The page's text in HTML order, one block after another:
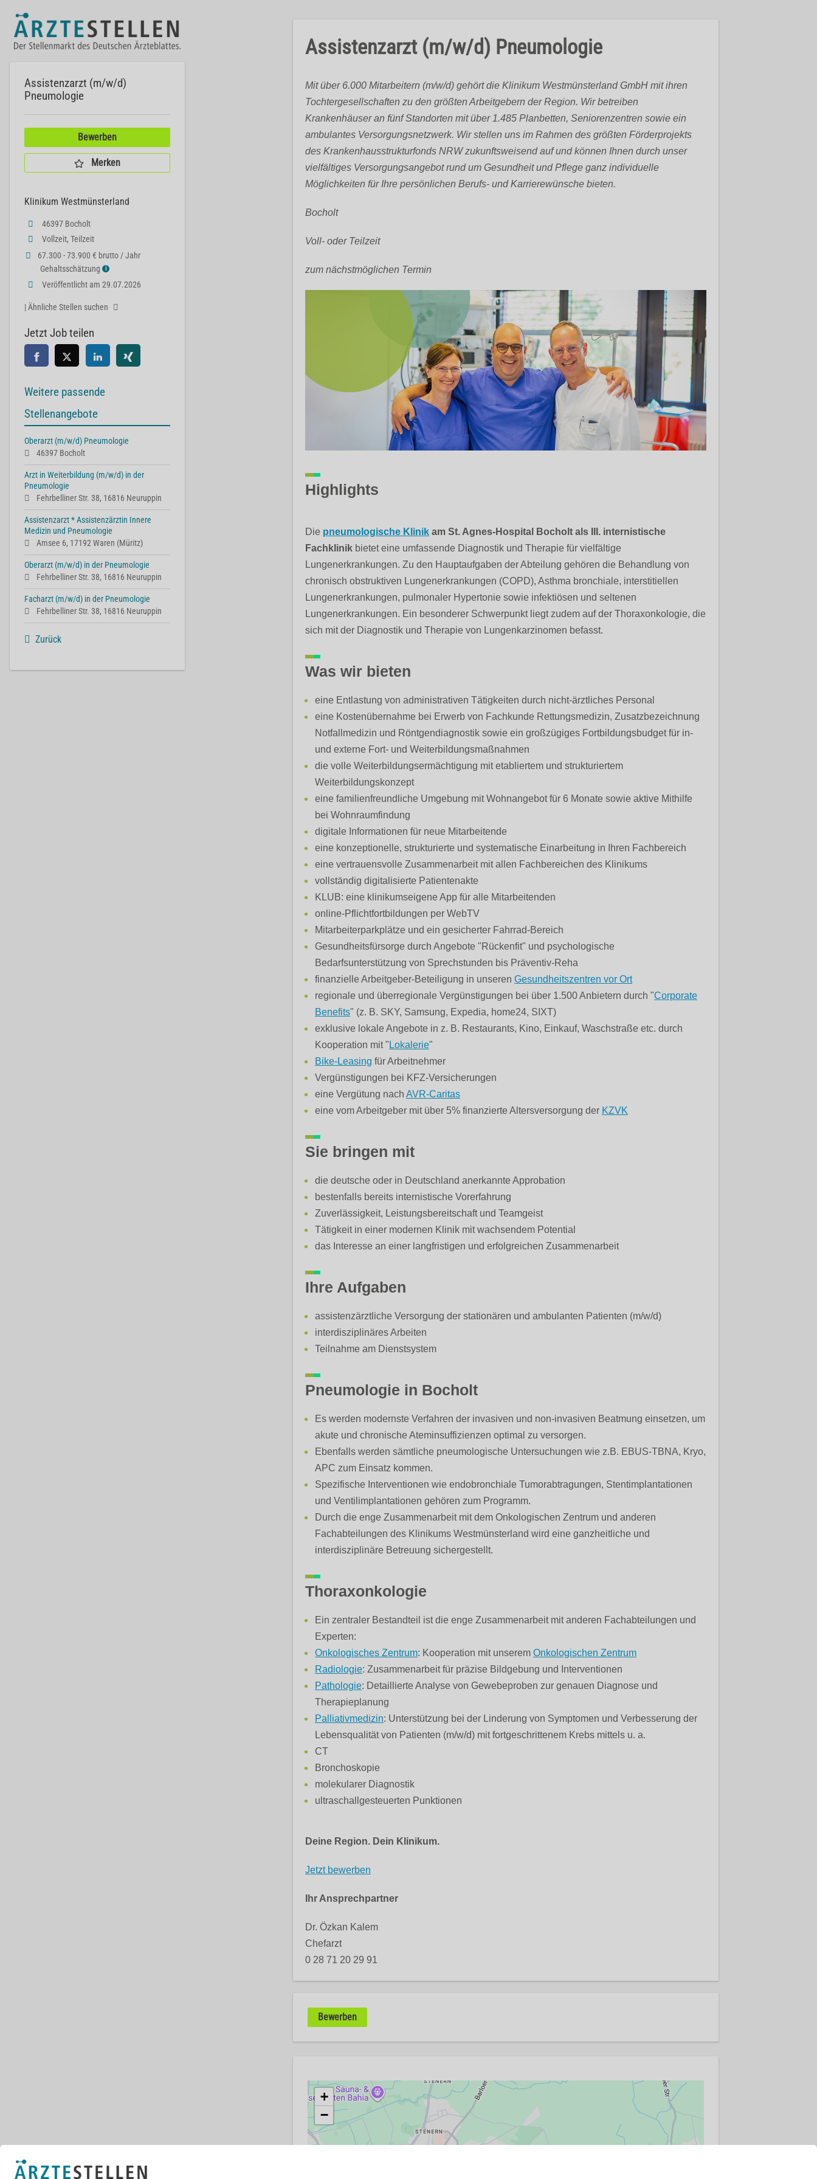
Assistenzarzt (m/w/d) Pneumologie
Mit über 6.000 Mitarbeitern (m/w/d) gehört die Klinikum Westmünsterland GmbH mit ihren
Tochtergesellschaften zu den größten Arbeitgebern der Region. Wir betreiben
Krankenhäuser an fünf Standorten mit über 1.485 Planbetten, Seniorenzentren sowie ein
ambulantes Versorgungsnetzwerk. Wir stellen uns im Rahmen des größten Förderprojekts
des Krankenhausstrukturfonds NRW zukunftsweisend auf und können Ihnen durch unser
vielfältiges Versorgungsangebot rund um Gesundheit und Pflege ganz individuelle
Möglichkeiten für Ihre persönlichen Berufs- und Karrierewünsche bieten.
Bocholt
Voll- oder Teilzeit
zum nächstmöglichen Termin
Highlights
Die pneumologische Klinik am St. Agnes-Hospital Bocholt als III. internistische
Fachklinik bietet eine umfassende Diagnostik und Therapie für vielfältige
Lungenerkrankungen. Zu den Hauptaufgaben der Abteilung gehören die Behandlung von
chronisch obstruktiven Lungenerkrankungen (COPD), Asthma bronchiale, interstitiellen
Lungenerkrankungen, pulmonaler Hypertonie sowie infektiösen und seltenen
Lungenerkrankungen. Ein besonderer Schwerpunkt liegt zudem auf der Thoraxonkologie, die
sich mit der Diagnostik und Therapie von Lungenkarzinomen befasst.
Was wir bieten
eine Entlastung von administrativen Tätigkeiten durch nicht-ärztliches Personal
eine Kostenübernahme bei Erwerb von Fachkunde Rettungsmedizin, Zusatzbezeichnung
Notfallmedizin und Röntgendiagnostik sowie ein großzügiges Fortbildungsbudget für in-
und externe Fort- und Weiterbildungsmaßnahmen
die volle Weiterbildungsermächtigung mit etabliertem und strukturiertem
Weiterbildungskonzept
eine familienfreundliche Umgebung mit Wohnangebot für 6 Monate sowie aktive Mithilfe
bei Wohnraumfindung
digitale Informationen für neue Mitarbeitende
eine konzeptionelle, strukturierte und systematische Einarbeitung in Ihren Fachbereich
eine vertrauensvolle Zusammenarbeit mit allen Fachbereichen des Klinikums
vollständig digitalisierte Patientenakte
KLUB: eine klinikumseigene App für alle Mitarbeitenden
online-Pflichtfortbildungen per WebTV
Mitarbeiterparkplätze und ein gesicherter Fahrrad-Bereich
Gesundheitsfürsorge durch Angebote "Rückenfit" und psychologische
Bedarfsunterstützung von Sprechstunden bis Präventiv-Reha
finanzielle Arbeitgeber-Beteiligung in unseren Gesundheitszentren vor Ort
regionale und überregionale Vergünstigungen bei über 1.500 Anbietern durch "Corporate
Benefits" (z. B. SKY, Samsung, Expedia, home24, SIXT)
exklusive lokale Angebote in z. B. Restaurants, Kino, Einkauf, Waschstraße etc. durch
Kooperation mit " Lokalerie"
Bike-Leasing für Arbeitnehmer
Vergünstigungen bei KFZ-Versicherungen
eine Vergütung nach AVR-Caritas
eine vom Arbeitgeber mit über 5% finanzierte Altersversorgung der KZVK
Sie bringen mit
die deutsche oder in Deutschland anerkannte Approbation
bestenfalls bereits internistische Vorerfahrung
Zuverlässigkeit, Leistungsbereitschaft und Teamgeist
Tätigkeit in einer modernen Klinik mit wachsendem Potential
das Interesse an einer langfristigen und erfolgreichen Zusammenarbeit
Ihre Aufgaben
assistenzärztliche Versorgung der stationären und ambulanten Patienten (m/w/d)
interdisziplinäres Arbeiten
Teilnahme am Dienstsystem
Pneumologie in Bocholt
Es werden modernste Verfahren der invasiven und non-invasiven Beatmung einsetzen, um
akute und chronische Ateminsuffizienzen optimal zu versorgen.
Ebenfalls werden sämtliche pneumologische Untersuchungen wie z.B. EBUS-TBNA, Kryo,
APC zum Einsatz kommen.
Spezifische Interventionen wie endobronchiale Tumorabtragungen, Stentimplantationen
und Ventilimplantationen gehören zum Programm.
Durch die enge Zusammenarbeit mit dem Onkologischen Zentrum und anderen
Fachabteilungen des Klinikums Westmünsterland wird eine ganzheitliche und
interdisziplinäre Betreuung sichergestellt.
Thoraxonkologie
Ein zentraler Bestandteil ist die enge Zusammenarbeit mit anderen Fachabteilungen und
Experten:
Onkologisches Zentrum: Kooperation mit unserem Onkologischen Zentrum
Radiologie: Zusammenarbeit für präzise Bildgebung und Interventionen
Pathologie: Detaillierte Analyse von Gewebeproben zur genauen Diagnose und
Therapieplanung
Palliativmedizin: Unterstützung bei der Linderung von Symptomen und Verbesserung der
Lebensqualität von Patienten (m/w/d) mit fortgeschrittenem Krebs mittels u. a.
CT
Bronchoskopie
molekularer Diagnostik
ultraschallgesteuerten Punktionen
Deine Region. Dein Klinikum.
Jetzt bewerben
Ihr Ansprechpartner
Dr. Özkan Kalem
Chefarzt
0 28 71 20 29 91
Bewerben
+
−
Assistenzarzt (m/w/d)
Pneumologie
Bewerben
Merken
Klinikum Westmünsterland
46397 Bocholt
Vollzeit, Teilzeit
67.300 - 73.900 € brutto / Jahr
Gehaltsschätzung
ℹ
Veröffentlicht am 29.07.2026
| Ähnliche Stellen suchen
Jetzt Job teilen
Weitere passende
Stellenangebote
Oberarzt (m/w/d) Pneumologie
46397 Bocholt
Arzt in Weiterbildung (m/w/d) in der
Pneumologie
Fehrbelliner Str. 38, 16816 Neuruppin
Assistenzarzt * Assistenzärztin Innere
Medizin und Pneumologie
Amsee 6, 17192 Waren (Müritz)
Oberarzt (m/w/d) in der Pneumologie
Fehrbelliner Str. 38, 16816 Neuruppin
Facharzt (m/w/d) in der Pneumologie
Fehrbelliner Str. 38, 16816 Neuruppin
Zurück